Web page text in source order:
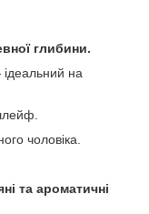
глибини.
на
чоловіка.
та ароматичні